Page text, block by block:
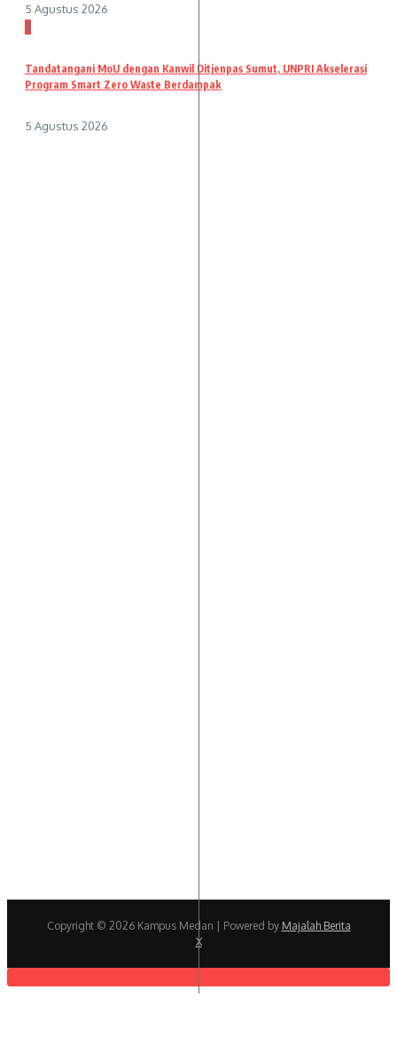
5 Agustus 2026
3
Tandatangani MoU dengan Kanwil Ditjenpas Sumut, UNPRI Akselerasi
Program Smart Zero Waste Berdampak
5 Agustus 2026
Copyright © 2026 Kampus Medan | Powered by Majalah Berita
X